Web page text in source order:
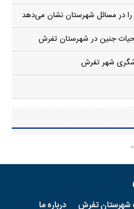
در مسائل شهرستان نشان می‌دهد
حیات جنین در شهرستان تفرش
شهر تفرش
شهرستان تفرش درباره ما